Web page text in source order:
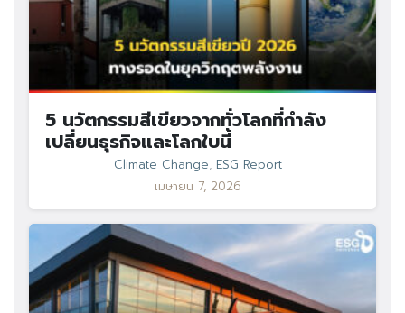
5 นวัตกรรมสีเขียวจากทั่วโลกที่กำลัง
เปลี่ยนธุรกิจและโลกใบนี้
Climate Change, ESG Report
เมษายน 7, 2026